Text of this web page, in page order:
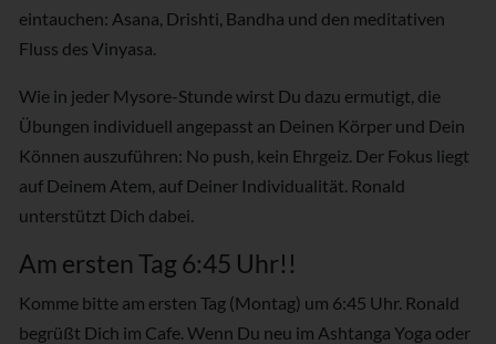
eintauchen: Asana, Drishti, Bandha und den meditativen
Fluss des Vinyasa.
Wie in jeder Mysore-Stunde wirst Du dazu ermutigt, die
Übungen individuell angepasst an Deinen Körper und Dein
Können auszuführen: No push, kein Ehrgeiz. Der Fokus liegt
auf Deinem Atem, auf Deiner Individualität. Ronald
unterstützt Dich dabei.
Am ersten Tag 6:45 Uhr!!
Komme bitte am ersten Tag (Montag) um 6:45 Uhr. Ronald
begrüßt Dich im Cafe. Wenn Du neu im Ashtanga Yoga oder